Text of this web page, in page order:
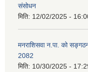
संसोधन
मिति: 12/02/2025 -
मनराशिसवा न.पा. को
2082
मिति: 10/30/2025 -